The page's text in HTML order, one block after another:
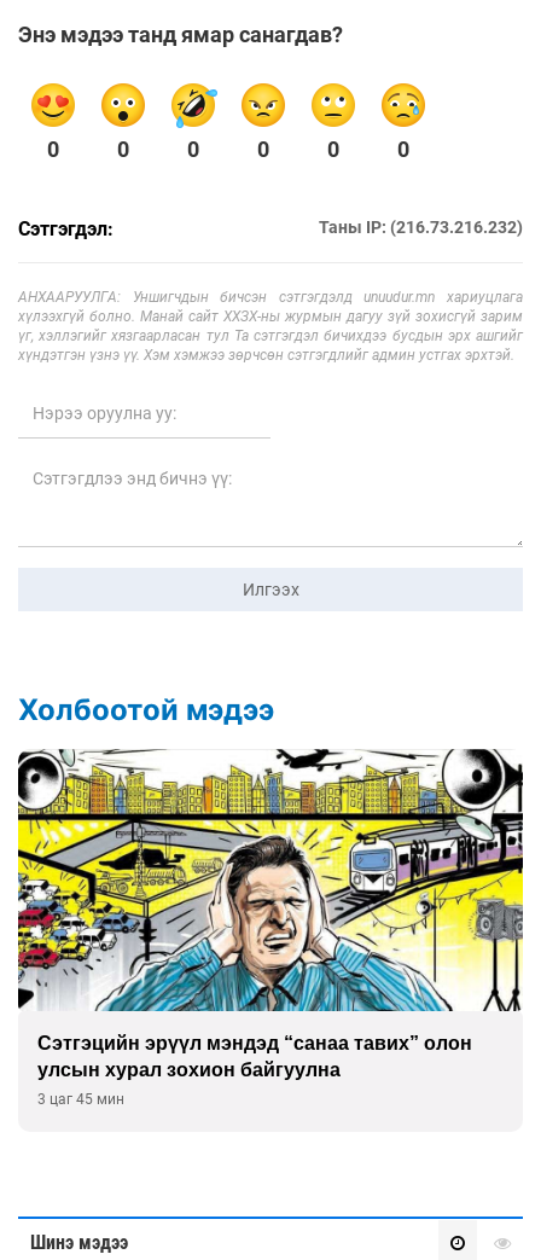
Энэ мэдээ танд ямар санагдав?
0 0 0 0 0 0
Сэтгэгдэл: Таны IP: (216.73.216.232)
АНХААРУУЛГА: Уншигчдын бичсэн сэтгэгдэлд unuudur.mn хариуцлага
хүлээхгүй болно. Манай сайт ХХЗХ-ны журмын дагуу зүй зохисгүй зарим
үг, хэллэгийг хязгаарласан тул Та сэтгэгдэл бичихдээ бусдын эрх ашгийг
хүндэтгэн үзнэ үү. Хэм хэмжээ зөрчсөн сэтгэгдлийг админ устгах эрхтэй.
Илгээх
Холбоотой мэдээ
Сэтгэцийн эрүүл мэндэд “санаа тавих” олон
улсын хурал зохион байгуулна
3 цаг 45 мин
Шинэ мэдээ